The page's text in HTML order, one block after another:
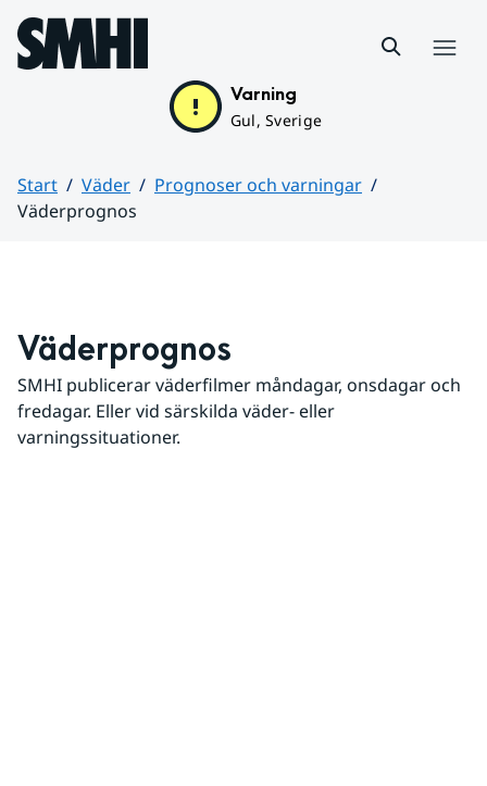
Hoppa till sidans innehåll
Varning
Gul, Sverige
Start Väder
Prognoser och varningar
Väderprognos
Väderprognos
SMHI publicerar väderfilmer måndagar, onsdagar och
fredagar. Eller vid särskilda väder- eller
varningssituationer.